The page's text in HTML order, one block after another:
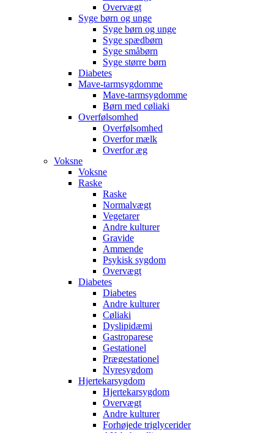
Overvægt
Syge børn og unge
Syge børn og unge
Syge spædbørn
Syge småbørn
Syge større børn
Diabetes
Mave-tarmsygdomme
Mave-tarmsygdomme
Børn med cøliaki
Overfølsomhed
Overfølsomhed
Overfor mælk
Overfor æg
Voksne
Voksne
Raske
Raske
Normalvægt
Vegetarer
Andre kulturer
Gravide
Ammende
Psykisk sygdom
Overvægt
Diabetes
Diabetes
Andre kulturer
Cøliaki
Dyslipidæmi
Gastroparese
Gestationel
Prægestationel
Nyresygdom
Hjertekarsygdom
Hjertekarsygdom
Overvægt
Andre kulturer
Forhøjede triglycerider